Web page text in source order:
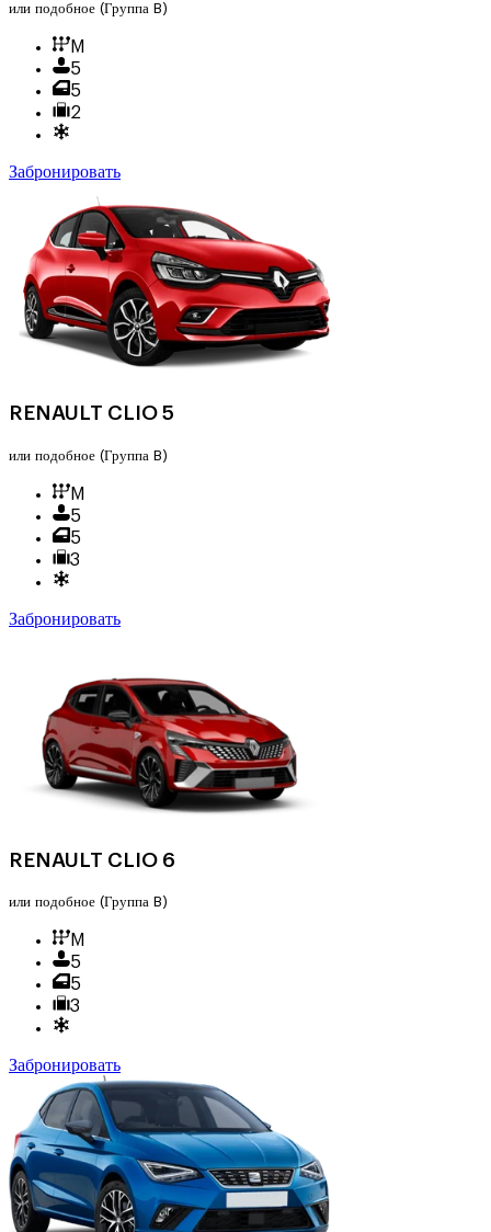
или подобное (Группа B)
M
5
5
2
Забронировать
RENAULT CLIO 5
или подобное (Группа B)
M
5
5
3
Забронировать
RENAULT CLIO 6
или подобное (Группа B)
M
5
5
3
Забронировать